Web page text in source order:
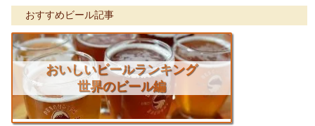
おすすめビール記事
おいしいビールランキング
世界のビール編